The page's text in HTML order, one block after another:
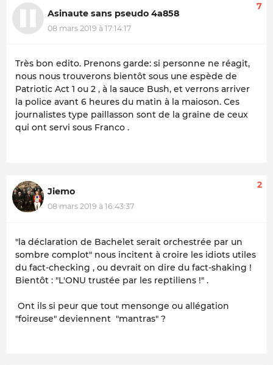
Asinaute sans pseudo 4a858
08 mars 2019 à 17:14:17
7
Très bon edito. Prenons garde: si personne ne réagit,
nous nous trouverons bientôt sous une espède de
Patriotic Act 1 ou 2 , à la sauce Bush, et verrons arriver
la police avant 6 heures du matin à la maioson. Ces
journalistes type paillasson sont de la graine de ceux
qui ont servi sous Franco .
Jiemo
08 mars 2019 à 16:43:37
2
"la déclaration de Bachelet serait orchestrée par un
sombre complot" nous incitent à croire les idiots utiles
du fact-checking , ou devrait on dire du fact-shaking !
Bientôt : "L'ONU trustée par les reptiliens !" .
Ont ils si peur que tout mensonge ou allégation
"foireuse" deviennent "mantras" ?